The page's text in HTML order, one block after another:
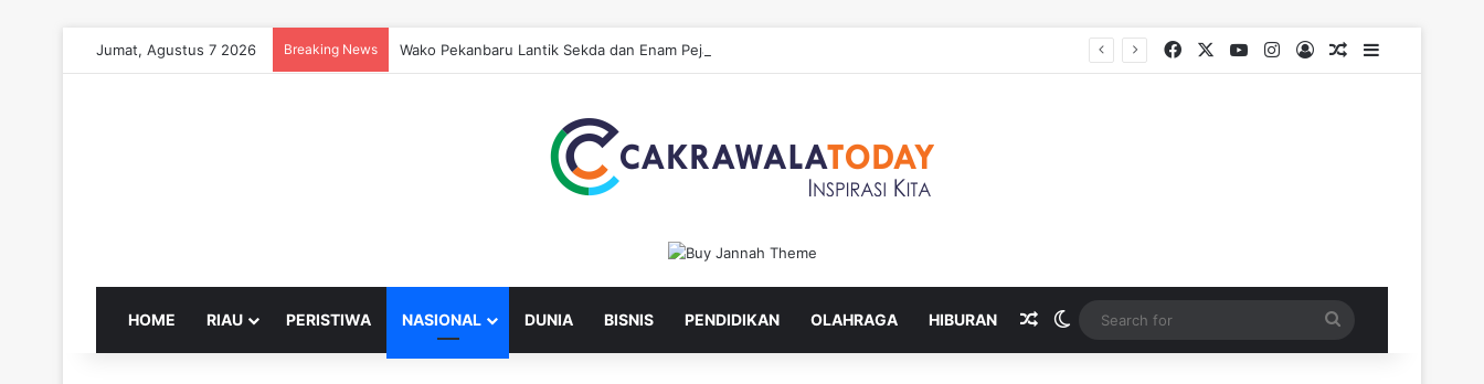
Jumat, Agustus 7 2026 Breaking News Wako Pekanbaru Lantik Sekda dan Enam Pejabat Eselon Lainnya FacebookYouTubeInstagram
Log InRandom Article
Sidebar
HOME RIAU PERISTIWA NASIONAL DUNIA BISNIS PENDIDIKAN OLAHRAGA HIBURAN Random Article
Switch skin
for